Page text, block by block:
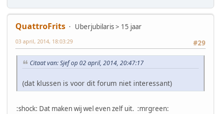
QuattroFrits
Uberjubilaris > 15 jaar
#29
03 april, 2014, 18:03:29
Citaat van: Sjef op 02 april, 2014, 20:47:17
(dat klussen is voor dit forum niet interessant)
:shock: Dat maken wij wel even zelf uit. :mrgreen: